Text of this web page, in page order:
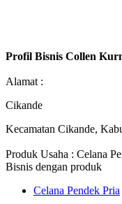
Profil Bisnis Collen
Alamat :
Cikande
Kecamatan Cikande,
Produk Usaha : Celana
Bisnis dengan produk
Celana Pendek Pria